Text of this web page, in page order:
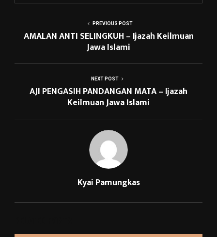
PREVIOUS POST
AMALAN ANTI SELINGKUH – Ijazah Keilmuan
Jawa Islami
NEXT POST
AJI PENGASIH PANDANGAN MATA – Ijazah
Keilmuan Jawa Islami
Kyai Pamungkas